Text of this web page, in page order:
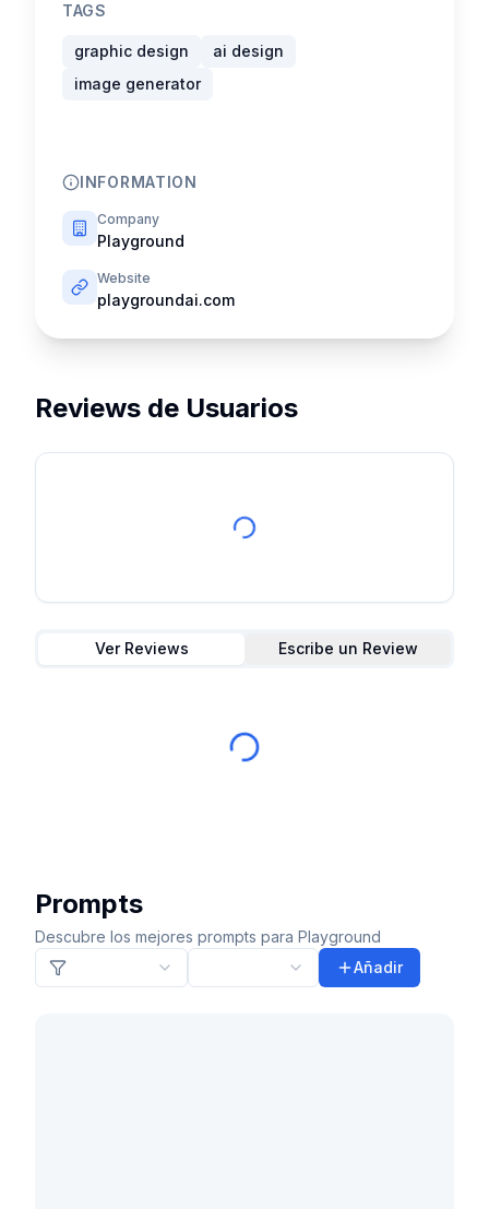
TAGS
graphic design
ai design
image generator
INFORMATION
Company
Playground
Website
playgroundai.com
Reviews de Usuarios
Ver Reviews Escribe un Review
Prompts
Descubre los mejores prompts para Playground
Añadir